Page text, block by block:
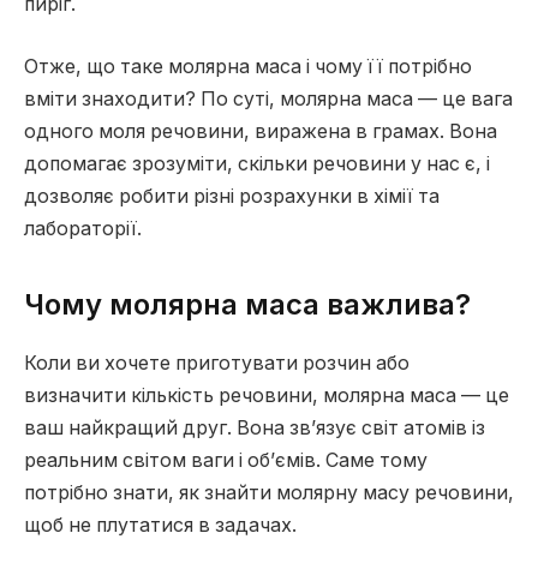
Отже, що таке молярна маса і чому її потрібно
вміти знаходити? По суті, молярна маса — це вага
одного моля речовини, виражена в грамах. Вона
допомагає зрозуміти, скільки речовини у нас є, і
дозволяє робити різні розрахунки в хімії та
лабораторії.
Чому молярна маса важлива?
Коли ви хочете приготувати розчин або
визначити кількість речовини, молярна маса — це
ваш найкращий друг. Вона зв’язує світ атомів із
реальним світом ваги і об’ємів. Саме тому
потрібно знати, як знайти молярну масу речовини,
щоб не плутатися в задачах.